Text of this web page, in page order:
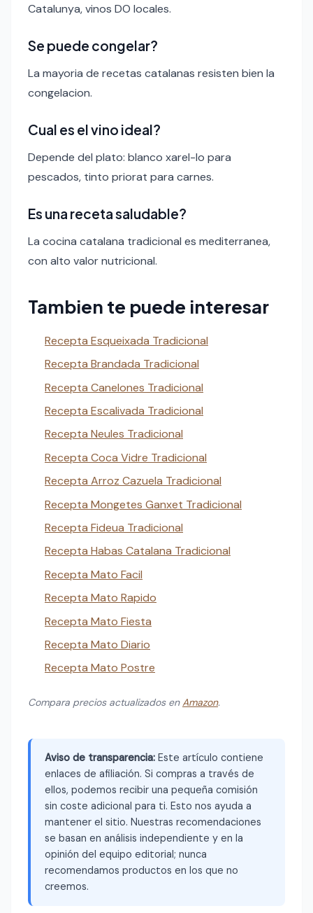
Catalunya, vinos DO locales.
Se puede congelar?
La mayoria de recetas catalanas resisten bien la
congelacion.
Cual es el vino ideal?
Depende del plato: blanco xarel-lo para
pescados, tinto priorat para carnes.
Es una receta saludable?
La cocina catalana tradicional es mediterranea,
con alto valor nutricional.
Tambien te puede interesar
Recepta Esqueixada Tradicional
Recepta Brandada Tradicional
Recepta Canelones Tradicional
Recepta Escalivada Tradicional
Recepta Neules Tradicional
Recepta Coca Vidre Tradicional
Recepta Arroz Cazuela Tradicional
Recepta Mongetes Ganxet Tradicional
Recepta Fideua Tradicional
Recepta Habas Catalana Tradicional
Recepta Mato Facil
Recepta Mato Rapido
Recepta Mato Fiesta
Recepta Mato Diario
Recepta Mato Postre
Compara precios actualizados enAmazon.
Aviso de transparencia: Este artículo contiene
enlaces de afiliación. Si compras a través de
ellos, podemos recibir una pequeña comisión
sin coste adicional para ti. Esto nos ayuda a
mantener el sitio. Nuestras recomendaciones
se basan en análisis independiente y en la
opinión del equipo editorial; nunca
recomendamos productos en los que no
creemos.